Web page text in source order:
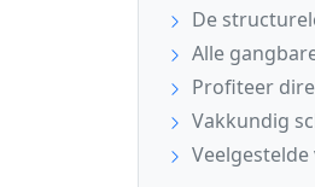
De
Alle
Profiteer
Vakkundig
Veelgestelde